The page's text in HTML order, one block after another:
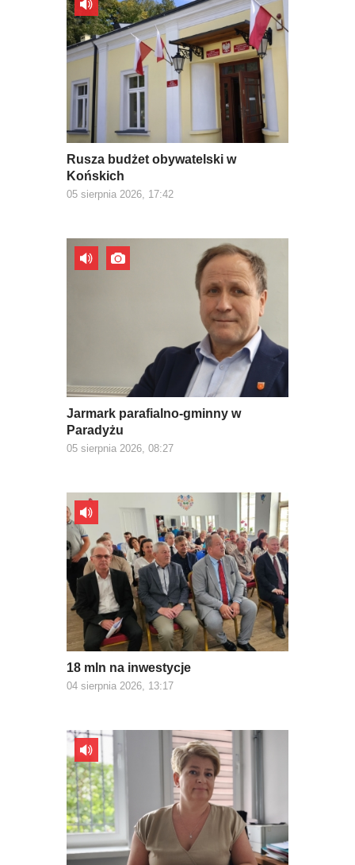
Rusza budżet obywatelski w
Końskich
05 sierpnia 2026, 17:42
Jarmark parafialno-gminny w
Paradyżu
05 sierpnia 2026, 08:27
18 mln na inwestycje
04 sierpnia 2026, 13:17